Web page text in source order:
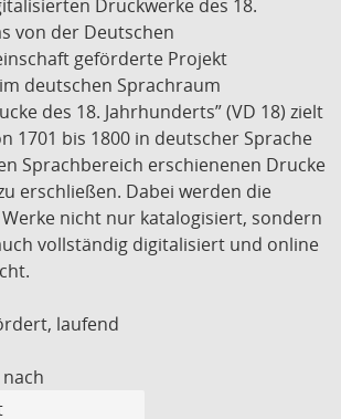
Druckwerke des 18.
von der Deutschen
geförderte Projekt
deutschen Sprachraum
des 18. Jahrhunderts” (VD 18) zielt
1701 bis 1800 in deutscher Sprache
Sprachbereich erschienenen Drucke
erschließen. Dabei werden die
nicht nur katalogisiert, sondern
vollständig digitalisiert und online
laufend